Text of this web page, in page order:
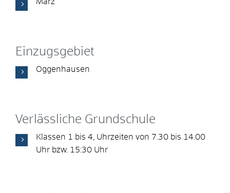
Einzugsgebiet
Oggenhausen
Verlässliche Grundschule
Klassen 1 bis 4, Uhrzeiten von 7.30 bis 14.00
Uhr bzw. 15:30 Uhr